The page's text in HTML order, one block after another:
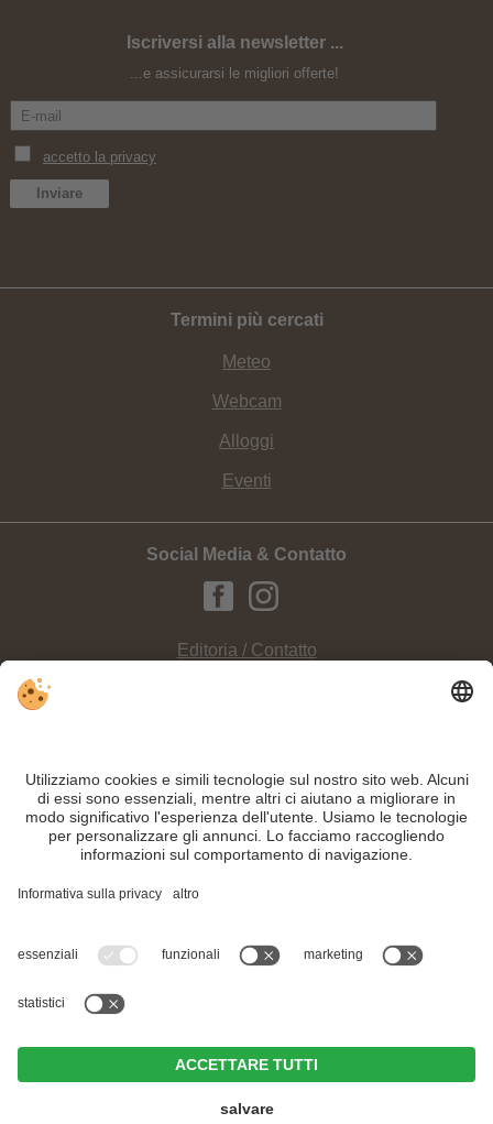
Hotel Weißes Rössl
Iscriversi alla newsletter ...
...e assicurarsi le migliori offerte!
Termini più cercati
Meteo
Webcam
Alloggi
Eventi
Social Media & Contatto
Editoria / Contatto
Vivete un profondo relax e i migliori momenti di vacanza in questi
Nonostante il lavoro accurato e il costante aggiornamento dei contenuti, si
all'organizzatore.
Part. IVA IT02365710215